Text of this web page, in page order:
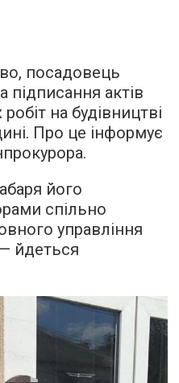
посадовець
підписання актів
на будівництві
Про це інформує
його
спільно
управління
— йдеться